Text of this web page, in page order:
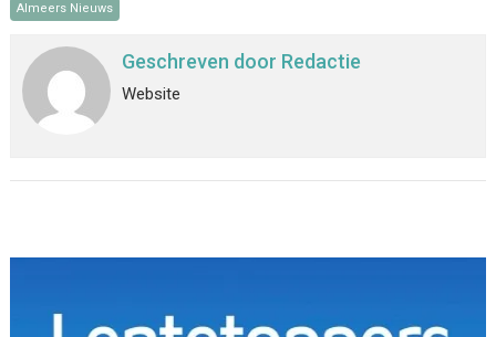
Almeers Nieuws
Geschreven door Redactie
Website